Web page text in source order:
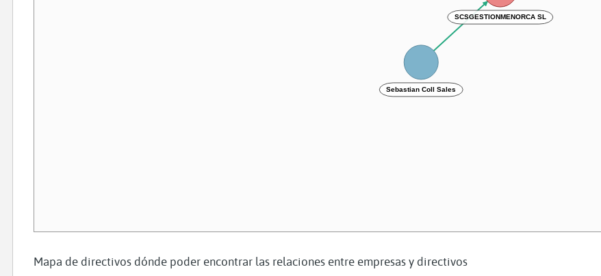
SCSGESTIONMENORCA SL
Sebastian Coll Sales
Mapa de directivos dónde poder encontrar las relaciones entre empresas y directivos